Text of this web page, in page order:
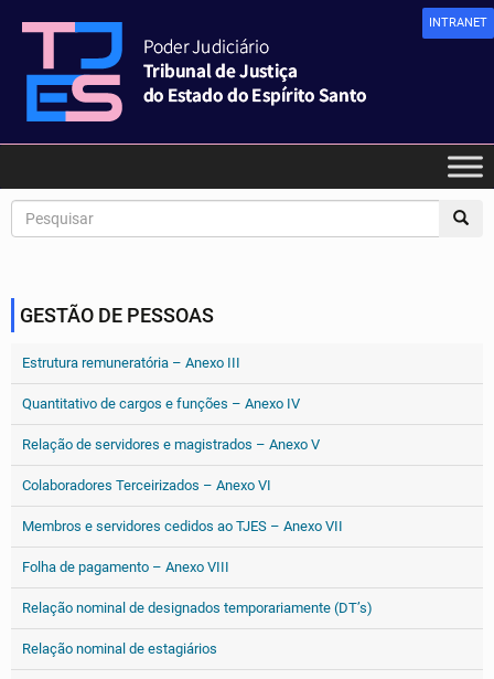
INTRANET
GESTÃO DE PESSOAS
Estrutura remuneratória – Anexo III
Quantitativo de cargos e funções – Anexo IV
Relação de servidores e magistrados – Anexo V
Colaboradores Terceirizados – Anexo VI
Membros e servidores cedidos ao TJES – Anexo VII
Folha de pagamento – Anexo VIII
Relação nominal de designados temporariamente (DT’s)
Relação nominal de estagiários